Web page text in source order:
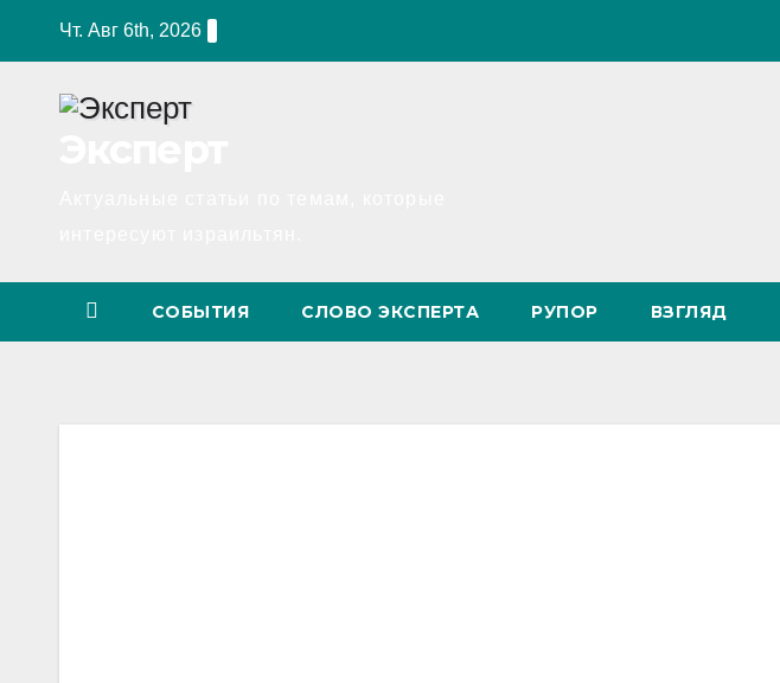
Чт. Авг 6th, 2026
СОБЫТИЯ СЛОВО ЭКСПЕРТА РУПОР ВЗГЛЯД